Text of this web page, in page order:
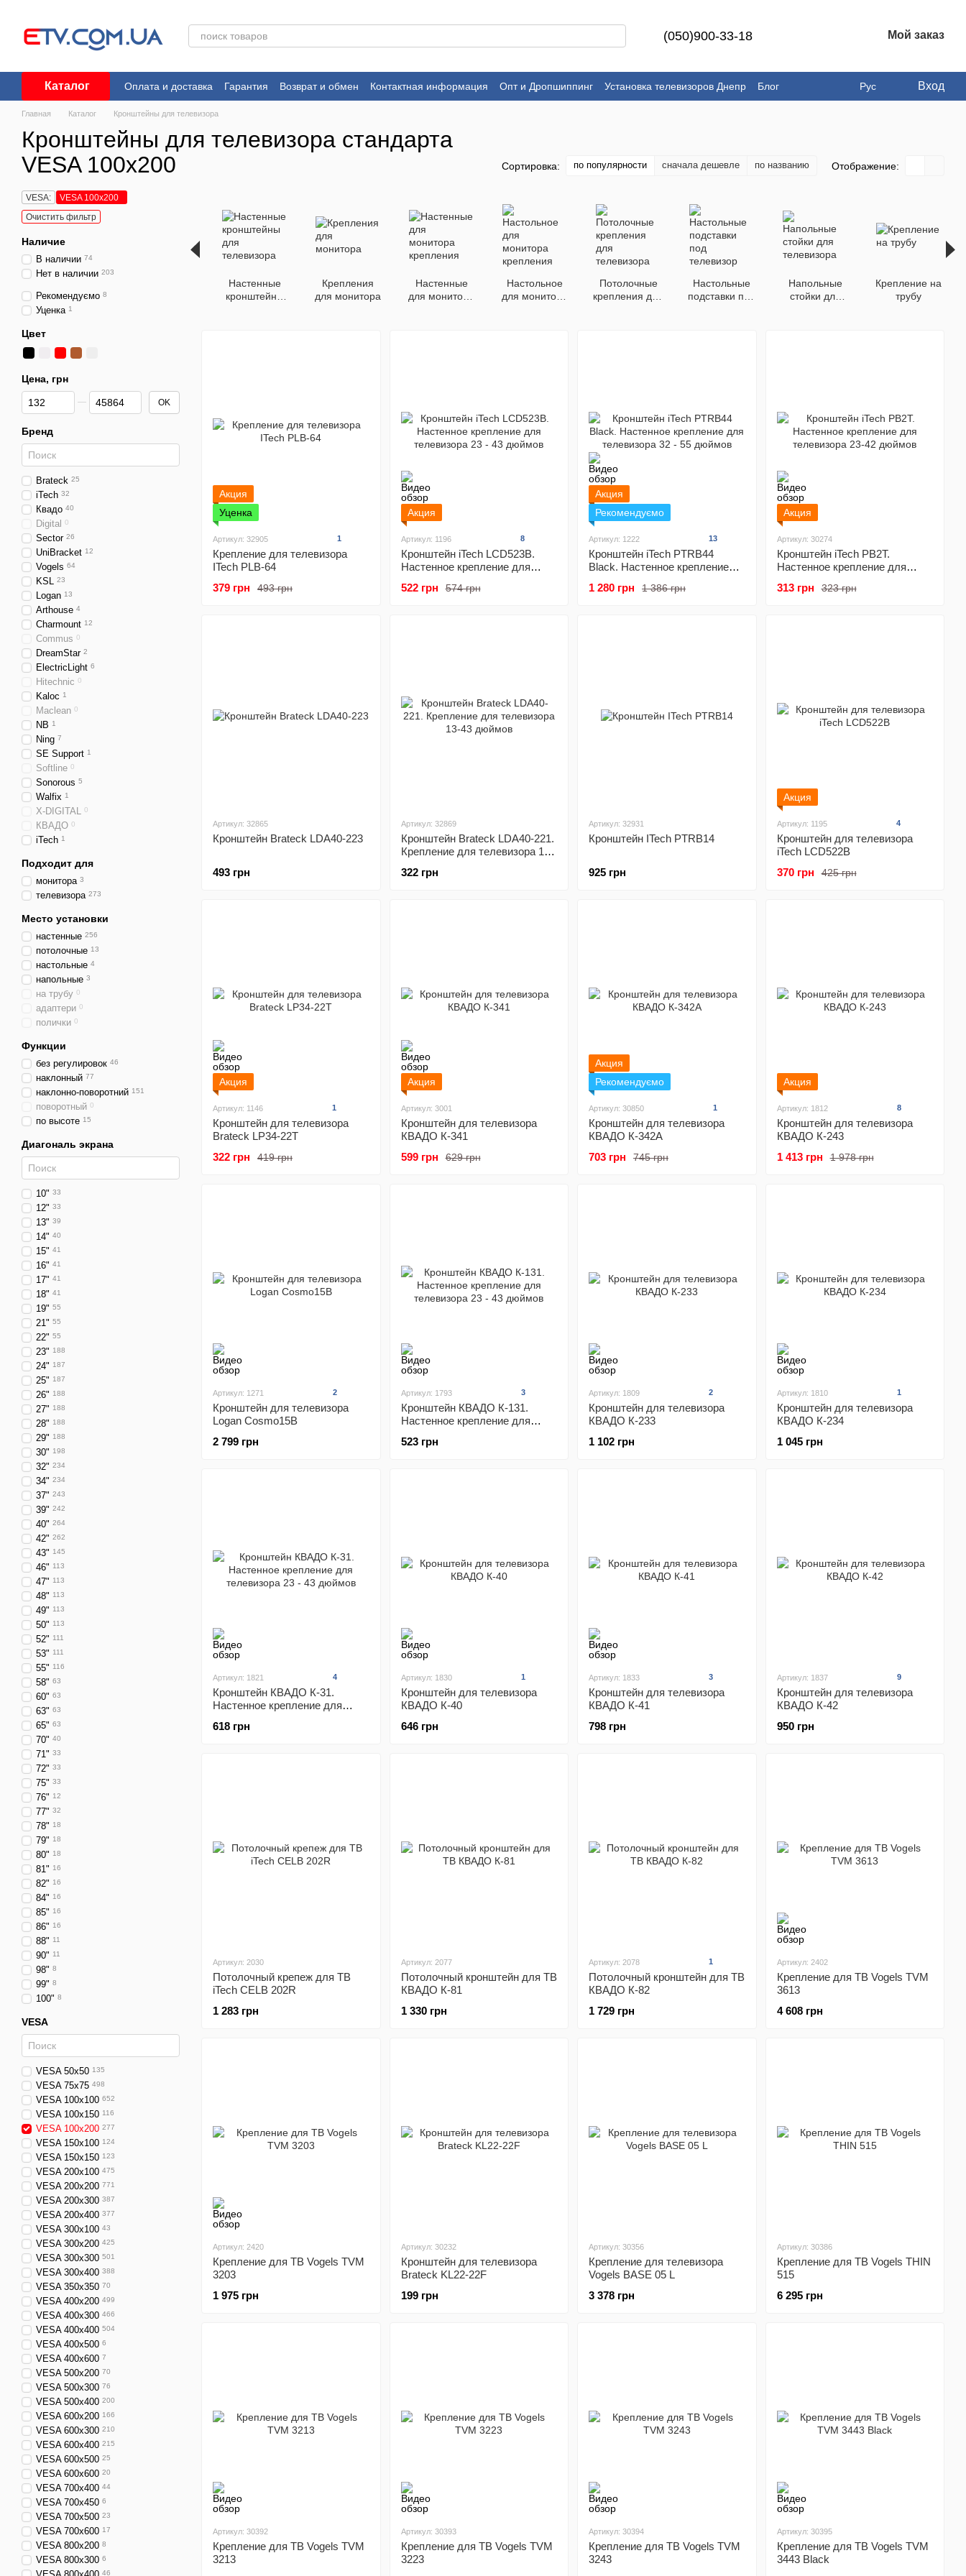
(050)900-33-18 Мой заказ
Каталог Оплата и доставка Гарантия Возврат и обмен Контактная информация Опт и Дропшиппинг Установка телевизоров Днепр
Блог
Пользовательское соглашение
Рус Вход
Главная Каталог Кронштейны для телевизора
Кронштейны для телевизора стандарта
VESA 100x200
Сортировка: по популярности сначала дешевле по названию Отображение:
Настенные
кронштейны
Крепления
для монитора
Настенные
для монитора
Настольное
для монитора
Потолочные
крепления для
Настольные
подставки под
Напольные
стойки для
Крепление на
трубу
Акция
Уценка
Артикул: 32905 1
Крепление для телевизора
ITech PLB-64
493 грн
379 грн
Акция
Артикул: 1196 8
Кронштейн iTech LCD523B.
Настенное крепление для
574 грн
522 грн
Акция
Рекомендуємо
Артикул: 1222 13
Кронштейн iTech PTRB44
Black. Настенное крепление
1 386 грн
1 280 грн
Акция
Артикул: 30274
Кронштейн iTech PB2T.
Настенное крепление для
323 грн
313 грн
Артикул: 32865
Кронштейн Brateck LDA40-223
493 грн
Артикул: 32869
Кронштейн Brateck LDA40-221.
Крепление для телевизора 13-
322 грн
Артикул: 32931
Кронштейн ITech PTRB14
925 грн
Акция
Артикул: 1195 4
Кронштейн для телевизора
iTech LCD522B
425 грн
370 грн
Акция
Артикул: 1146 1
Кронштейн для телевизора
Brateck LP34-22T
419 грн
322 грн
Акция
Артикул: 3001
Кронштейн для телевизора
КВАДО К-341
629 грн
599 грн
Акция
Рекомендуємо
Артикул: 30850 1
Кронштейн для телевизора
КВАДО К-342А
745 грн
703 грн
Акция
Артикул: 1812 8
Кронштейн для телевизора
КВАДО К-243
1 978 грн
1 413 грн
Артикул: 1271 2
Кронштейн для телевизора
Logan Cosmo15B
2 799 грн
Артикул: 1793 3
Кронштейн КВАДО К-131.
Настенное крепление для
523 грн
Артикул: 1809 2
Кронштейн для телевизора
КВАДО К-233
1 102 грн
Артикул: 1810 1
Кронштейн для телевизора
КВАДО К-234
1 045 грн
Артикул: 1821 4
Кронштейн КВАДО К-31.
Настенное крепление для
618 грн
Артикул: 1830 1
Кронштейн для телевизора
КВАДО К-40
646 грн
Артикул: 1833 3
Кронштейн для телевизора
КВАДО К-41
798 грн
Артикул: 1837 9
Кронштейн для телевизора
КВАДО К-42
950 грн
Артикул: 2030
Потолочный крепеж для ТВ
iTech CELB 202R
1 283 грн
Артикул: 2077
Потолочный кронштейн для ТВ
КВАДО К-81
1 330 грн
Артикул: 2078 1
Потолочный кронштейн для ТВ
КВАДО К-82
1 729 грн
Артикул: 2402
Крепление для ТВ Vogels TVM
3613
4 608 грн
Артикул: 2420
Крепление для ТВ Vogels TVM
3203
1 975 грн
Артикул: 30232
Кронштейн для телевизора
Brateck KL22-22F
199 грн
Артикул: 30356
Крепление для телевизора
Vogels BASE 05 L
3 378 грн
Артикул: 30386
Крепление для ТВ Vogels THIN
515
6 295 грн
Артикул: 30392
Крепление для ТВ Vogels TVM
3213
Артикул: 30393
Крепление для ТВ Vogels TVM
3223
Артикул: 30394
Крепление для ТВ Vogels TVM
3243
Артикул: 30395
Крепление для ТВ Vogels TVM
3443 Black
VESA:
VESA 100x200
Очистить фильтр
Наличие
В наличии 74
Нет в наличии 203
Рекомендуємо 8
Уценка 1
Цвет
Цена, грн
От Цена, грн
До Цена, грн OK
Бренд
Brateck 25
iTech 32
Квадо 40
Digital 0
Sector 26
UniBracket 12
Vogels 64
KSL 23
Logan 13
Arthouse 4
Charmount 12
Commus 0
DreamStar 2
ElectricLight 6
Hitechnic 0
Kaloc 1
Maclean 0
NB 1
Ning 7
SE Support 1
Softline 0
Sonorous 5
Walfix 1
X-DIGITAL 0
КВАДО 0
iTech 1
Подходит для
монитора 3
телевизора 273
Место установки
настенные 256
потолочные 13
настольные 4
напольные 3
на трубу 0
адаптери 0
полички 0
Функции
без регулировок 46
наклонный 77
наклонно-поворотний 151
поворотный 0
по высоте 15
Диагональ экрана
10" 33
12" 33
13" 39
14" 40
15" 41
16" 41
17" 41
18" 41
19" 55
21" 55
22" 55
23" 188
24" 187
25" 187
26" 188
27" 188
28" 188
29" 188
30" 198
32" 234
34" 234
37" 243
39" 242
40" 264
42" 262
43" 145
46" 113
47" 113
48" 113
49" 113
50" 113
52" 111
53" 111
55" 116
58" 63
60" 63
63" 63
65" 63
70" 40
71" 33
72" 33
75" 33
76" 12
77" 32
78" 18
79" 18
80" 18
81" 16
82" 16
84" 16
85" 16
86" 16
88" 11
90" 11
98" 8
99" 8
100" 8
VESA
VESA 50x50 135
VESA 75x75 498
VESA 100x100 652
VESA 100x150 116
VESA 100x200 277
VESA 150x100 124
VESA 150x150 123
VESA 200x100 475
VESA 200x200 771
VESA 200x300 387
VESA 200x400 377
VESA 300x100 43
VESA 300x200 425
VESA 300x300 501
VESA 300x400 388
VESA 350x350 70
VESA 400x200 499
VESA 400x300 466
VESA 400x400 504
VESA 400x500 6
VESA 400x600 7
VESA 500x200 70
VESA 500x300 76
VESA 500x400 200
VESA 600x200 166
VESA 600x300 210
VESA 600x400 215
VESA 600x500 25
VESA 600x600 20
VESA 700x400 44
VESA 700x450 6
VESA 700x500 23
VESA 700x600 17
VESA 800x200 8
VESA 800x300 6
46